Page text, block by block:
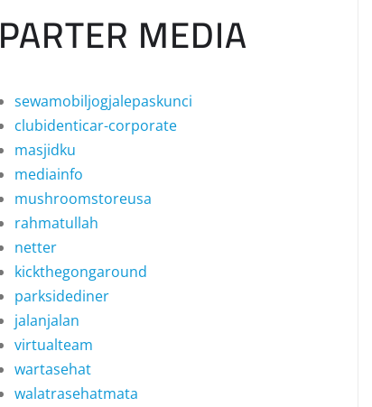
PARTER MEDIA
sewamobiljogjalepaskunci
clubidenticar-corporate
masjidku
mediainfo
mushroomstoreusa
rahmatullah
netter
kickthegongaround
parksidediner
jalanjalan
virtualteam
wartasehat
walatrasehatmata